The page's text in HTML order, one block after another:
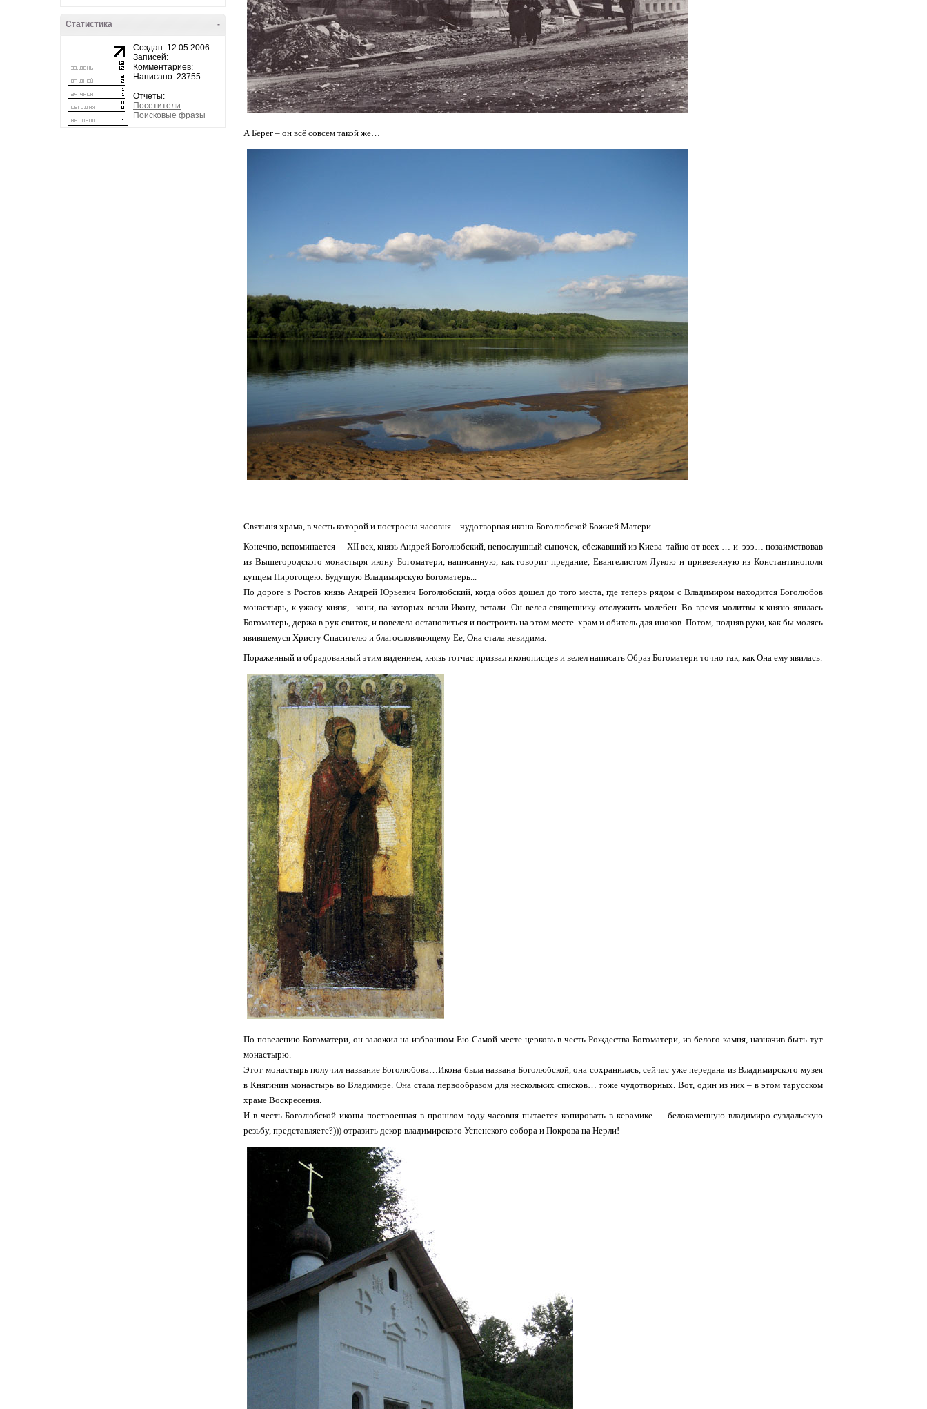
-
Статистика
Создан: 12.05.2006
Записей:
Комментариев:
Написано: 23755
Отчеты:
Посетители
Поисковые фразы
А Берег – он всё совсем такой же…
Святыня храма, в честь которой и построена часовня – чудотворная икона Боголюбской Божией Матери.
Конечно, вспоминается – XII век, князь Андрей Боголюбский, непослушный сыночек, сбежавший из Киева тайно от всех … и эээ… позаимствовав
из Вышегородского монастыря икону Богоматери, написанную, как говорит предание, Евангелистом Лукою и привезенную из Константинополя
купцем Пирогощею. Будущую Владимирскую Богоматерь...
По дороге в Ростов князь Андрей Юрьевич Боголюбский, когда обоз дошел до того места, где теперь рядом с Владимиром находится Боголюбов
монастырь, к ужасу князя, кони, на которых везли Икону, встали. Он велел священнику отслужить молебен. Во время молитвы к князю явилась
Богоматерь, держа в рук свиток, и повелела остановиться и построить на этом месте храм и обитель для иноков. Потом, подняв руки, как бы молясь
явившемуся Христу Спасителю и благословляющему Ее, Она стала невидима.
Пораженный и обрадованный этим видением, князь тотчас призвал иконописцев и велел написать Образ Богоматери точно так, как Она ему явилась.
По повелению Богоматери, он заложил на избранном Ею Самой месте церковь в честь Рождества Богоматери, из белого камня, назначив быть тут
монастырю.
Этот монастырь получил название Боголюбова…Икона была названа Боголюбской, она сохранилась, сейчас уже передана из Владимирского музея
в Княгинин монастырь во Владимире. Она стала первообразом для нескольких списков… тоже чудотворных. Вот, один из них – в этом тарусском
храме Воскресения.
И в честь Боголюбской иконы построенная в прошлом году часовня пытается копировать в керамике … белокаменную владимиро-суздальскую
резьбу, представляете?))) отразить декор владимирского Успенского собора и Покрова на Нерли!